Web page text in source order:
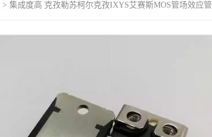
> 集成度高 克孜勒苏柯尔克孜IXYS艾赛斯MOS管场效应管